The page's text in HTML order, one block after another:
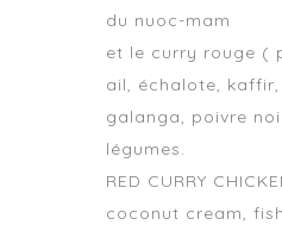
du nuoc-mam
et le curry rouge (
ail, échalote,
galanga, poivre
légumes.
RED CURRY
coconut cream,